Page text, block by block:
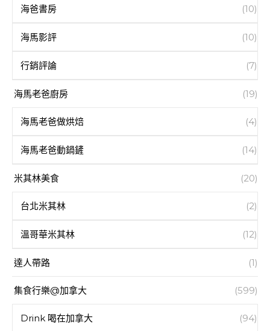
海爸書房 (10)
海馬影評 (10)
行銷評論 (7)
海馬老爸廚房 (19)
海馬老爸做烘焙 (4)
海馬老爸動鍋鏟 (14)
米其林美食 (20)
台北米其林 (2)
溫哥華米其林 (12)
達人帶路 (1)
集食行樂@加拿大 (599)
Drink 喝在加拿大 (94)